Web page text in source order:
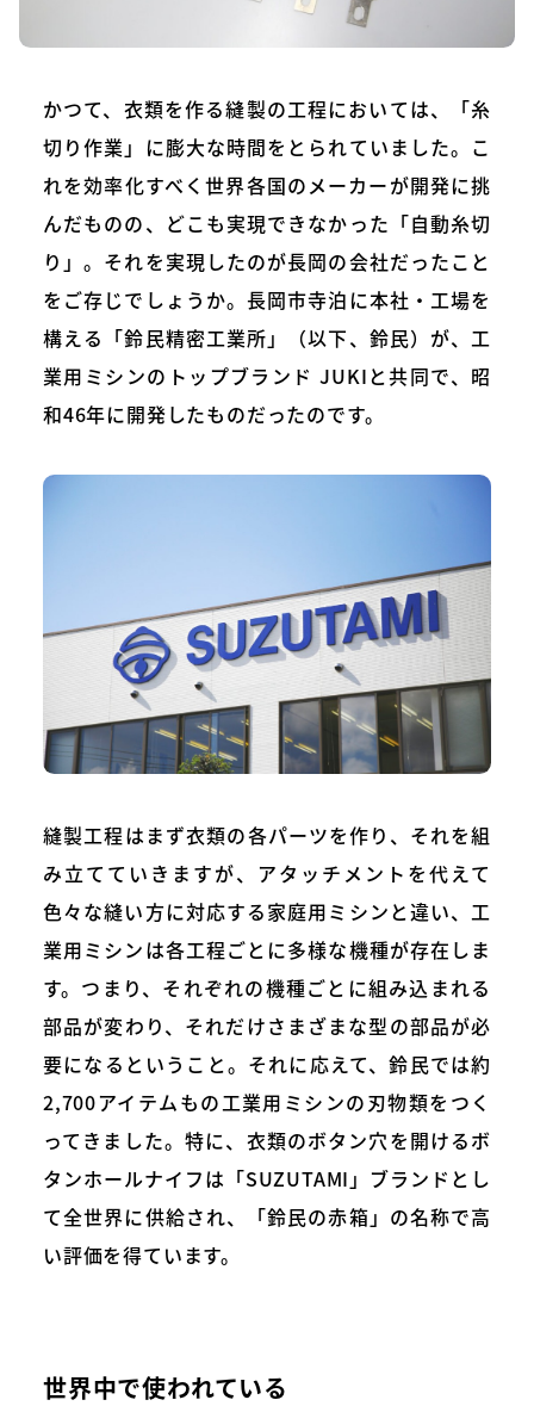
かつて、衣類を作る縫製の工程においては、「糸
切り作業」に膨大な時間をとられていました。こ
れを効率化すべく世界各国のメーカーが開発に挑
んだものの、どこも実現できなかった「自動糸切
り」。それを実現したのが長岡の会社だったこと
をご存じでしょうか。長岡市寺泊に本社・工場を
構える「鈴民精密工業所」（以下、鈴民）が、工
業用ミシンのトップブランド JUKIと共同で、昭
和46年に開発したものだったのです。
縫製工程はまず衣類の各パーツを作り、それを組
み立てていきますが、アタッチメントを代えて
色々な縫い方に対応する家庭用ミシンと違い、工
業用ミシンは各工程ごとに多様な機種が存在しま
す。つまり、それぞれの機種ごとに組み込まれる
部品が変わり、それだけさまざまな型の部品が必
要になるということ。それに応えて、鈴民では約
2,700アイテムもの工業用ミシンの刃物類をつく
ってきました。特に、衣類のボタン穴を開けるボ
タンホールナイフは「SUZUTAMI」ブランドとし
て全世界に供給され、「鈴民の赤箱」の名称で高
い評価を得ています。
世界中で使われている